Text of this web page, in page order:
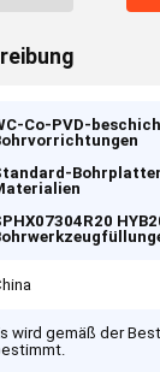
Co-PVD-
wird gemäß der